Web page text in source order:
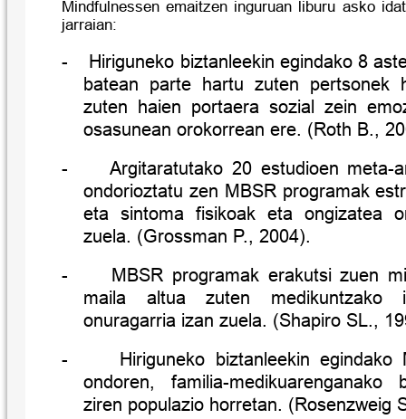
Mindfulnessen emaitzen inguruan liburu asko
jarraian:
-
Hiriguneko biztanleekin egindako 8
batean parte hartu zuten pertsonek
zuten haien portaera sozial zein
osasunean orokorrean ere. (Roth B.,
-
Argitaratutako 20 estudioen meta-
ondorioztatu zen MBSR programak
eta sintoma fisikoak eta ongizatea
zuela. (Grossman P., 2004).
-
MBSR programak erakutsi zuen
maila altua zuten medikuntzako
onuragarria izan zuela. (Shapiro SL.,
-
Hiriguneko biztanleekin egindako
ondoren, familia-
ziren populazio horretan. (Rosenzweig